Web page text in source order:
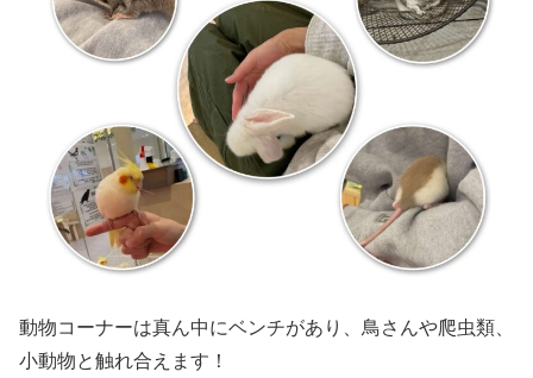
動物コーナーは真ん中にベンチがあり、鳥さんや爬虫類、
小動物と触れ合えます！